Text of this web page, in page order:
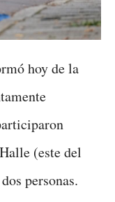
hoy de la
(este del
personas.